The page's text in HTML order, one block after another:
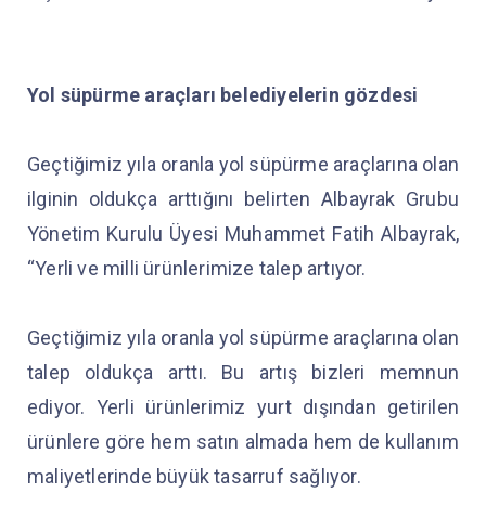
Yol süpürme araçları belediyelerin gözdesi
Geçtiğimiz yıla oranla yol süpürme araçlarına olan
ilginin oldukça arttığını belirten Albayrak Grubu
Yönetim Kurulu Üyesi Muhammet Fatih Albayrak,
“Yerli ve milli ürünlerimize talep artıyor.
Geçtiğimiz yıla oranla yol süpürme araçlarına olan
talep oldukça arttı. Bu artış bizleri memnun
ediyor. Yerli ürünlerimiz yurt dışından getirilen
ürünlere göre hem satın almada hem de kullanım
maliyetlerinde büyük tasarruf sağlıyor.